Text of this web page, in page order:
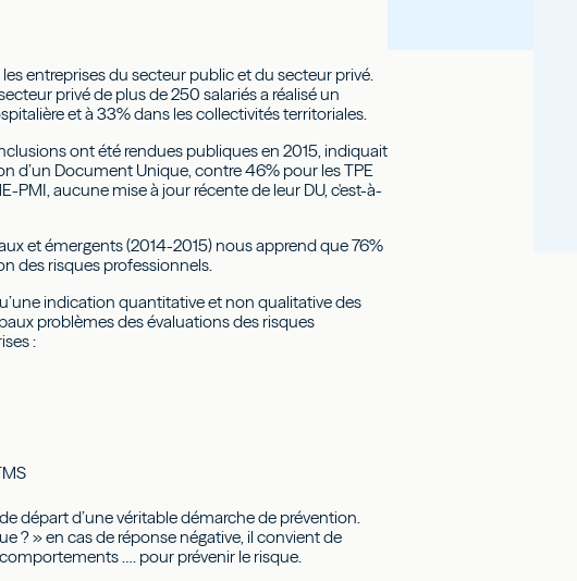
entreprises du secteur public et du secteur privé.
privé de plus de 250 salariés a réalisé un
et à 33% dans les collectivités territoriales.
ont été rendues publiques en 2015, indiquait
d’un Document Unique, contre 46% pour les TPE
PMI, aucune mise à jour récente de leur DU, c'est-à-
et émergents (2014-2015) nous apprend que 76%
des risques professionnels.
indication quantitative et non qualitative des
problèmes des évaluations des risques
:
départ d’une véritable démarche de prévention.
? » en cas de réponse négative, il convient de
…. pour prévenir le risque.